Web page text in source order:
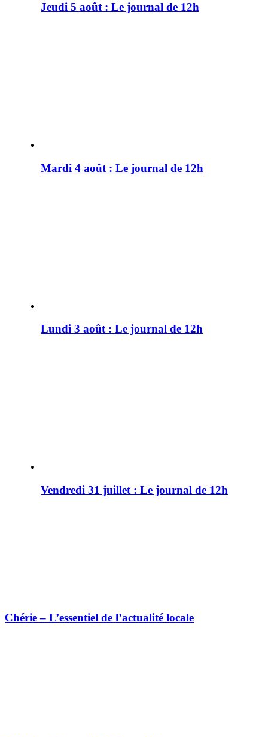
Jeudi 5 août : Le journal de 12h
Mardi 4 août : Le journal de 12h
Lundi 3 août : Le journal de 12h
Vendredi 31 juillet : Le journal de 12h
Chérie – L’essentiel de l’actualité locale